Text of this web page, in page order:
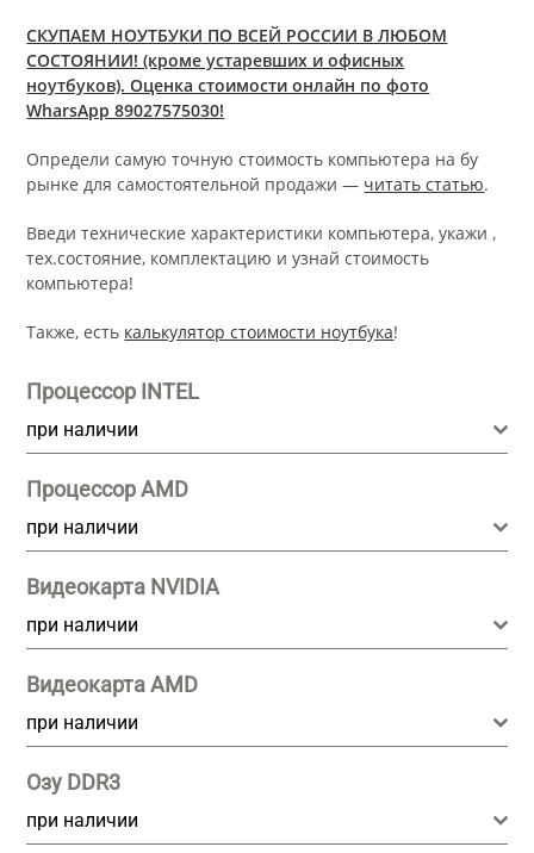
СКУПАЕМ НОУТБУКИ ПО ВСЕЙ РОССИИ В ЛЮБОМ
СОСТОЯНИИ! (кроме устаревших и офисных
ноутбуков). Оценка стоимости онлайн по фото
WharsApp 89027575030!
Определи самую точную стоимость компьютера на бу
рынке для самостоятельной продажи — читать статью.
Введи технические характеристики компьютера, укажи ,
тех.состояние, комплектацию и узнай стоимость
компьютера!
Также, есть калькулятор стоимости ноутбука!
Процессор INTEL
при наличии
Процессор AMD
при наличии
Видеокарта NVIDIA
при наличии
Видеокарта AMD
при наличии
Озу DDR3
при наличии